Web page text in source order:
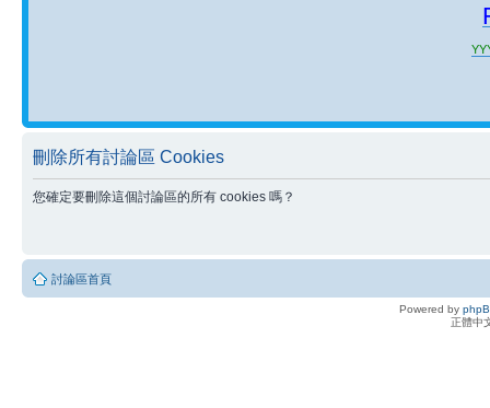
刪除所有討論區 Cookies
您確定要刪除這個討論區的所有 cookies 嗎？
討論區首頁
Powered by
正體中